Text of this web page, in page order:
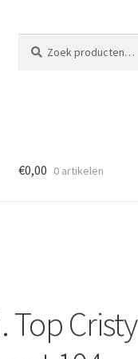
naar:
€0,00 0 artikelen
Top Cristy